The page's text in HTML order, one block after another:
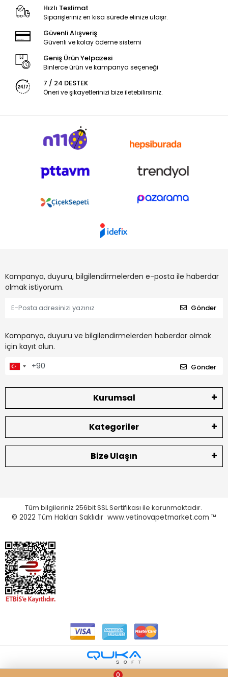
Hızlı Teslimat
Siparişleriniz en kısa sürede elinize ulaşır.
Güvenli Alışveriş
Güvenli ve kolay ödeme sistemi
Geniş Ürün Yelpazesi
Binlerce ürün ve kampanya seçeneği
7 / 24 DESTEK
Öneri ve şikayetlerinizi bize iletebilirsiniz.
Kampanya, duyuru, bilgilendirmelerden e-posta ile haberdar
olmak istiyorum.
Gönder
Kampanya, duyuru ve bilgilendirmelerden haberdar olmak
için kayıt olun.
Gönder
Kurumsal
Kategoriler
Bize Ulaşın
Tüm bilgileriniz 256bit SSL Sertifikası ile korunmaktadır.
© 2022 Tüm Hakları Saklıdır www.vetinovapetmarket.com ™
0